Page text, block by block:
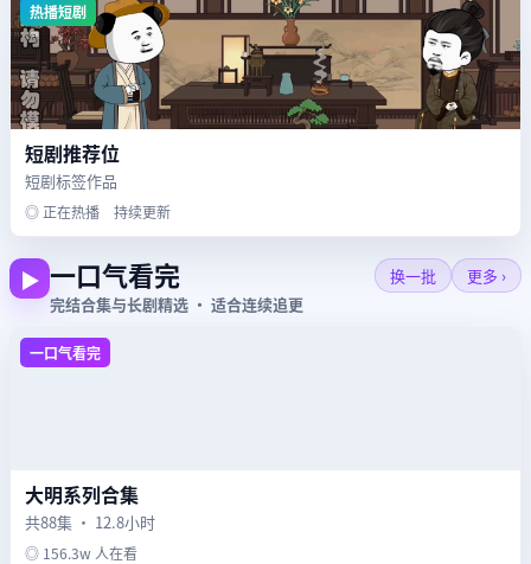
热播短剧
短剧推荐位
短剧标签作品
◎ 正在热播 持续更新
▶ 一口气看完
完结合集与长剧精选 · 适合连续追更
换一批 更多 ›
一口气看完
大明系列合集
共88集 · 12.8小时
◎ 156.3w 人在看